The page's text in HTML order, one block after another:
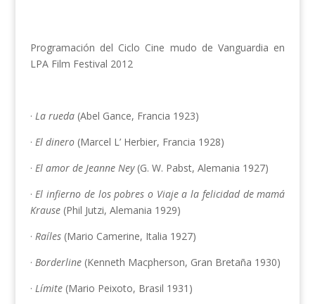
Programación del Ciclo Cine mudo de Vanguardia en
LPA Film Festival 2012
· La rueda(Abel Gance, Francia 1923)
· El dinero(Marcel L’ Herbier, Francia 1928)
· El amor de Jeanne Ney(G. W. Pabst, Alemania 1927)
·El infierno de los pobres o Viaje a la felicidad de mamá
Krause(Phil Jutzi, Alemania 1929)
· Raíles(Mario Camerine, Italia 1927)
· Borderline(Kenneth Macpherson, Gran Bretaña 1930)
· Límite(Mario Peixoto, Brasil 1931)